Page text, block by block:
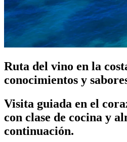
Ruta del vino en la
conocimientos y
Visita guiada en el
con clase de cocina y
continuación.